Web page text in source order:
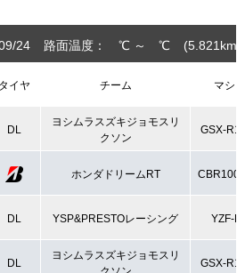
24 路面温度： ℃ ～ ℃ (5.821 km
タイヤ チーム マシン
DL
ヨシムラスズキジョモスリ
クソン
GSX-
ホンダドリームRT
DL YSP&PRESTOレーシング YZF-
DL
ヨシムラスズキジョモスリ
GSX-